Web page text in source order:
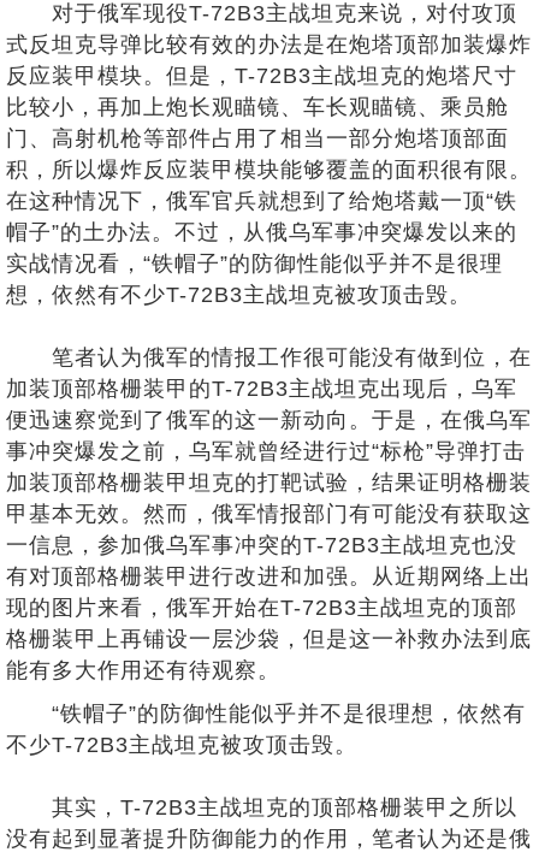
对于俄军现役T-72B3主战坦克来说，对付攻顶
式反坦克导弹比较有效的办法是在炮塔顶部加装爆炸
反应装甲模块。但是，T-72B3主战坦克的炮塔尺寸
比较小，再加上炮长观瞄镜、车长观瞄镜、乘员舱
门、高射机枪等部件占用了相当一部分炮塔顶部面
积，所以爆炸反应装甲模块能够覆盖的面积很有限。
在这种情况下，俄军官兵就想到了给炮塔戴一顶“铁
帽子”的土办法。不过，从俄乌军事冲突爆发以来的
实战情况看，“铁帽子”的防御性能似乎并不是很理
想，依然有不少T-72B3主战坦克被攻顶击毁。
笔者认为俄军的情报工作很可能没有做到位，在
加装顶部格栅装甲的T-72B3主战坦克出现后，乌军
便迅速察觉到了俄军的这一新动向。于是，在俄乌军
事冲突爆发之前，乌军就曾经进行过“标枪”导弹打击
加装顶部格栅装甲坦克的打靶试验，结果证明格栅装
甲基本无效。然而，俄军情报部门有可能没有获取这
一信息，参加俄乌军事冲突的T-72B3主战坦克也没
有对顶部格栅装甲进行改进和加强。从近期网络上出
现的图片来看，俄军开始在T-72B3主战坦克的顶部
格栅装甲上再铺设一层沙袋，但是这一补救办法到底
能有多大作用还有待观察。
“铁帽子”的防御性能似乎并不是很理想，依然有
不少T-72B3主战坦克被攻顶击毁。
其实，T-72B3主战坦克的顶部格栅装甲之所以
没有起到显著提升防御能力的作用，笔者认为还是俄